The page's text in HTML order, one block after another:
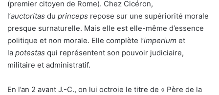
(premier citoyen de Rome). Chez Cicéron,
l’auctoritas du princeps repose sur une supériorité morale
presque surnaturelle. Mais elle est elle-même d’essence
politique et non morale. Elle complète l’imperium et
la potestas qui représentent son pouvoir judiciaire,
militaire et administratif.
En l’an 2 avant J.-C., on lui octroie le titre de « Père de la